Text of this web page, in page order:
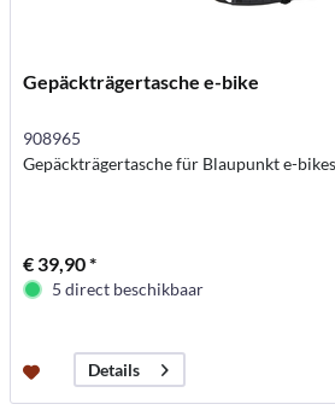
Gepäckträgertasche e-bike
908965
Gepäckträgertasche für Blaupunkt e-
€ 39,90 *
5 direct beschikbaar
Details